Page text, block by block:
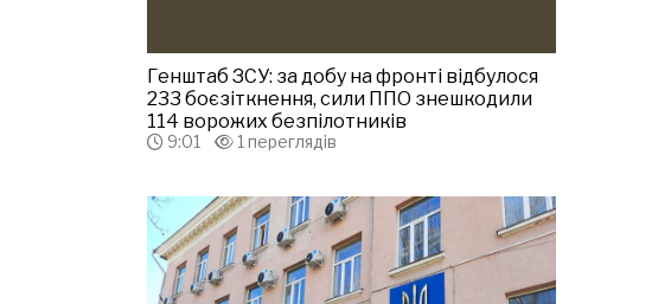
Генштаб ЗСУ: за добу на фронті відбулося
233 боєзіткнення, сили ППО знешкодили
114 ворожих безпілотників
9:01 1 переглядів